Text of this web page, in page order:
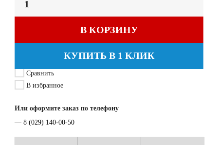
В КОРЗИНУ
КУПИТЬ В 1 КЛИК
Сравнить
В избранное
Или оформите заказ по телефону
— 8 (029) 140-00-50